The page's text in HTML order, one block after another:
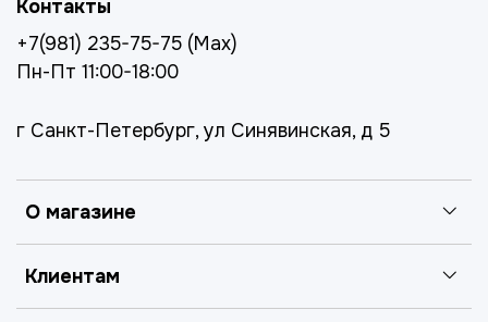
О магазине
Клиентам
Контакты
+7(981) 235-75-75 (Max)
Пн-Пт 11:00-18:00
г Санкт-Петербург, ул Синявинская, д 5